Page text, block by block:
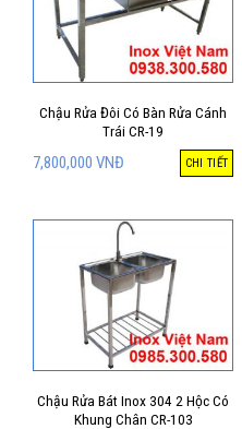
Chậu Rửa Đôi Có Bàn Rửa Cánh
Trái CR-19
7,800,000 VNĐ CHI TIẾT
Chậu Rửa Bát Inox 304 2 Hộc Có
Khung Chân CR-103